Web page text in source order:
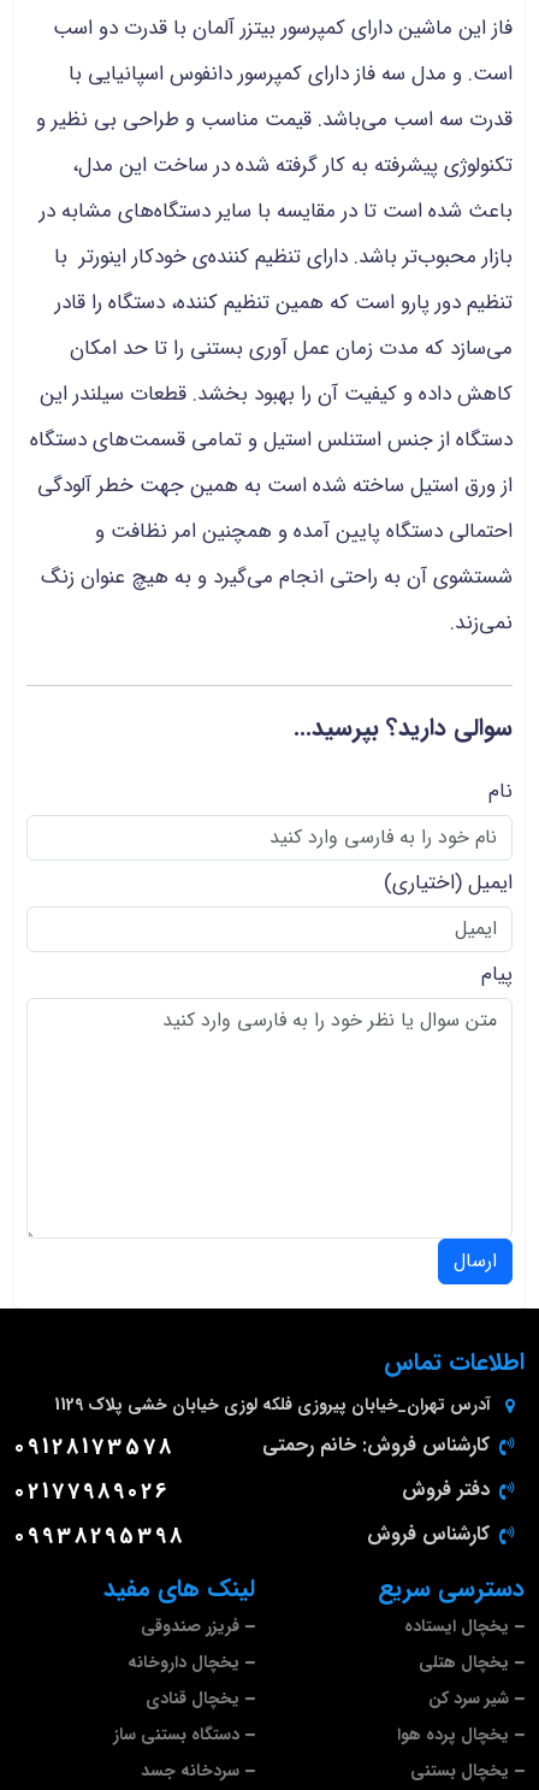
فاز این ماشین دارای کمپرسور بیتزر آلمان با قدرت دو اسب
است. و مدل سه فاز دارای کمپرسور دانفوس اسپانیایی با
قدرت سه اسب می‌باشد. قیمت مناسب و طراحی بی نظیر و
تکنولوژی پیشرفته به کار گرفته شده در ساخت این مدل،
باعث شده است تا در مقایسه با سایر دستگاه‌های مشابه در
بازار محبوب‌تر باشد. دارای تنظیم کننده‌ی خودکار اینورتر با
تنظیم دور پارو است که همین تنظیم کننده، دستگاه را قادر
می‌سازد که مدت زمان عمل آوری بستنی را تا حد امکان
کاهش داده و کیفیت آن را بهبود بخشد. قطعات سیلندر این
دستگاه از جنس استنلس استیل و تمامی قسمت‌های دستگاه
از ورق استیل ساخته شده است به همین جهت خطر آلودگی
احتمالی دستگاه پایین آمده و همچنین امر نظافت و
شستشوی آن به راحتی انجام می‌گیرد و به هیچ عنوان زنگ
نمی‌زند.
سوالی دارید؟ بپرسید...
نام
ایمیل(اختیاری)
پیام
ارسال
لینک های مفید
فریزر صندوقی
یخچال داروخانه
یخچال قنادی
دستگاه بستنی ساز
سردخانه جسد
دسترسی سریع
یخچال ایستاده
یخچال هتلی
شیر سرد کن
یخچال پرده هوا
یخچال بستنی
اطلاعات تماس
آدرس تهران_خیابان پیروزی فلکه لوزی خیابان خشی پلاک 1129
کارشناس فروش: خانم رحمتی 09128173578
دفتر فروش 02177989026
کارشناس فروش 09938295398